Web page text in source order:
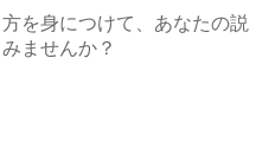
を身につけて、あなたの説
ませんか？